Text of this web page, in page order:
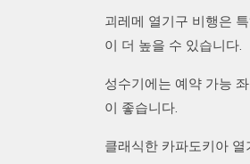
괴레메 열기구 비행은
이 더 높을 수 있습니다.
성수기에는 예약 가능
이 좋습니다.
클래식한 카파도키아